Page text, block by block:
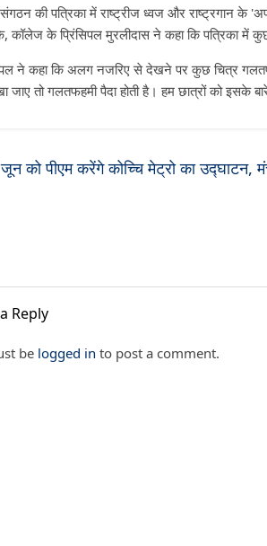
की पत्रिका में राष्ट्रीज ध्वज और राष्ट्रगान के
कॉलेज के प्रिंसिपल मुरलीदास ने कहा कि पत्रिका में
ने कहा कि अलग नजरिए से देखने पर कुछ चित्र
जाए तो गलतफहमी पैदा होती है। हम छात्रों को इसके
को पीएम करेंगे कोच्चि मेट्रो का उद्घाटन,
Reply
be logged in to post a comment.